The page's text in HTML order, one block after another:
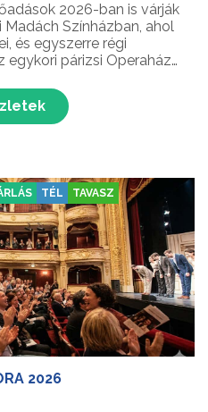
2026-ban is várják
Színházban, ahol
és egyszerre régi
párizsi Operaház
TÉL TAVASZ
2026